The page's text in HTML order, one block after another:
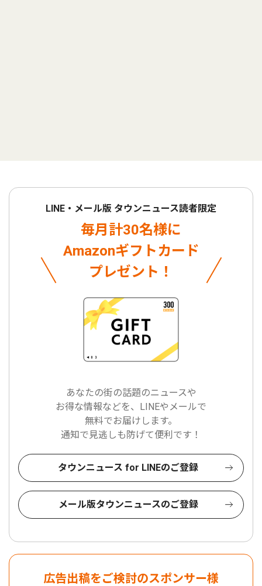
LINE・メール版 タウンニュース読者限定
毎月計30名様に
Amazonギフトカード
プレゼント！
あなたの街の話題のニュースや
お得な情報などを、LINEやメールで
無料でお届けします。
通知で見逃しも防げて便利です！
タウンニュース for LINEのご登録
メール版タウンニュースのご登録
広告出稿をご検討のスポンサー様